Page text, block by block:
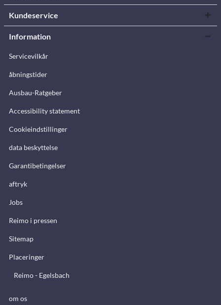
Kundeservice
Information
Servicevilkår
åbningstider
Ausbau-Ratgeber
Accessibility statement
Cookieindstillinger
data beskyttelse
Garantibetingelser
aftryk
Jobs
Reimo i pressen
Sitemap
Placeringer
Reimo - Egelsbach
om os